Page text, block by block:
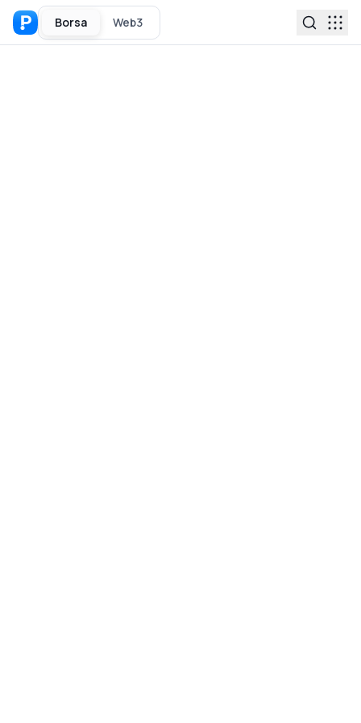
Borsa Web3